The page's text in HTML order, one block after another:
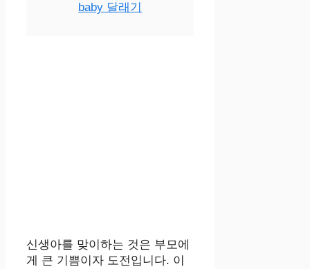
baby 달래기
신생아를 맞이하는 것은 부모에
게 큰 기쁨이자 도전입니다. 이